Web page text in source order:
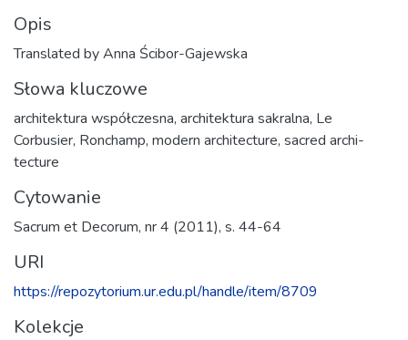
Opis
Translated by Anna Ścibor-Gajewska
Słowa kluczowe
architektura współczesna, architektura sakralna, Le
Corbusier, Ronchamp, modern architecture, sacred archi-
tecture
Cytowanie
Sacrum et Decorum, nr 4 (2011), s. 44-64
URI
https://repozytorium.ur.edu.pl/handle/item/8709
Kolekcje